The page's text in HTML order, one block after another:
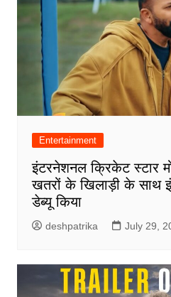
Entertainment
इंटरनेशनल क्रिकेट स्टार
खतरों के खिलाड़ी के साथ
डेब्यू किया
deshpatrika July 29,